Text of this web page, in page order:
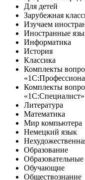
Для детей
Зарубежная
Изучаем
Иностранные
Информатика
История
Классика
Комплекты
Комплекты
«1С:Специалист»
Литература
Математика
Мир компьютера
Немецкий язык
Образование
Обучающие
Обществознание